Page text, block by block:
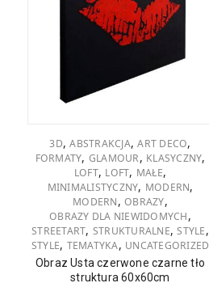
3D,ABSTRAKCJA,ART DECO,
FORMATY, GLAMOUR, KLASYCZNY,
LOFT, LOFT, MAŁE,
MINIMALISTYCZNY, MODERN,
MODERN,OBRAZY,
OBRAZY DLA NIEWIDOMYCH,
STREETART, STRUKTURALNE,STYLE,
STYLE, TEMATYKA, UNCATEGORIZED
Obraz Usta czerwone czarne tło
struktura 60x60cm